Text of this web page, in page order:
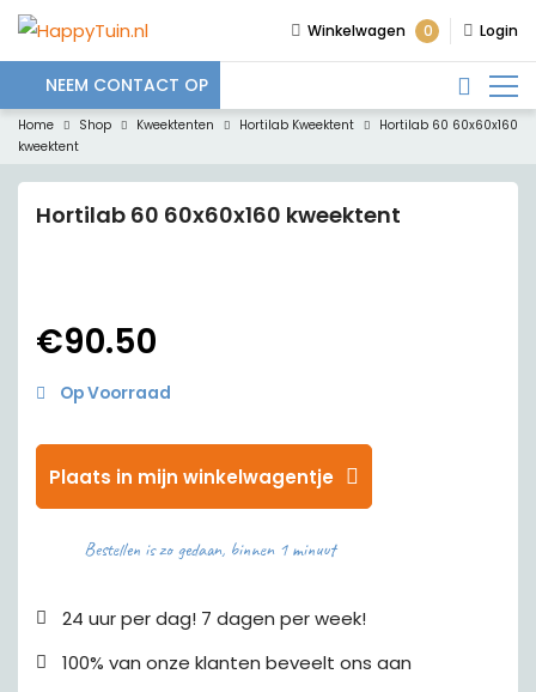
Winkelwagen 0 Login
NEEM CONTACT OP
Home Shop Kweektenten Hortilab Kweektent
Hortilab 60 60x60x160
kweektent
Hortilab 60 60x60x160 kweektent
€90.50
Op Voorraad
Plaats in mijn winkelwagentje
Bestellen is zo gedaan, binnen 1 minuut
24 uur per dag! 7 dagen per week!
100% van onze klanten beveelt ons aan